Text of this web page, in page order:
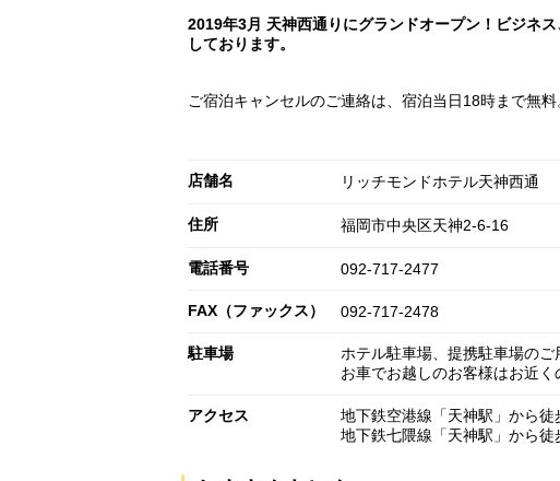
2019年3月 天神西通りにグランドオープン！ビジネ
しております。
ご宿泊キャンセルのご連絡は、宿泊当日18時まで無料
店舗名 リッチモンドホテル天神西通
住所 福岡市中央区天神2-6-16
電話番号 092-717-2477
FAX（ファックス） 092-717-2478
駐車場
ホテル駐車場、提携駐車場のご
お車でお越しのお客様はお近
アクセス
地下鉄空港線「天神駅」から徒
地下鉄七隈線「天神駅」から徒